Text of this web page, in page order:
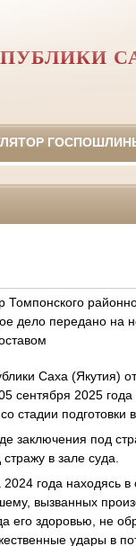
Томпонского
дело передано на
Саха (Якутия)
сентября 2025
стадии подготовки
заключения под
в зале суда.
года находясь в
вызванных
его здоровью, не
удары в